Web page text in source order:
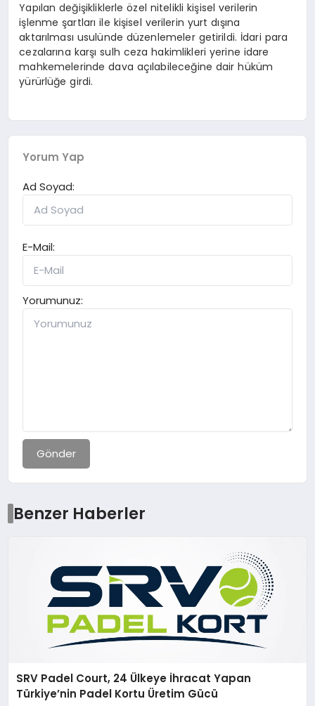
Yapılan değişikliklerle özel nitelikli kişisel verilerin
işlenme şartları ile kişisel verilerin yurt dışına
aktarılması usulünde düzenlemeler getirildi. İdari para
cezalarına karşı sulh ceza hakimlikleri yerine idare
mahkemelerinde dava açılabileceğine dair hüküm
yürürlüğe girdi.
Yorum Yap
Ad Soyad:
E-Mail:
Yorumunuz:
Gönder
Benzer Haberler
SRV Padel Court, 24 Ülkeye İhracat Yapan
Türkiye’nin Padel Kortu Üretim Gücü